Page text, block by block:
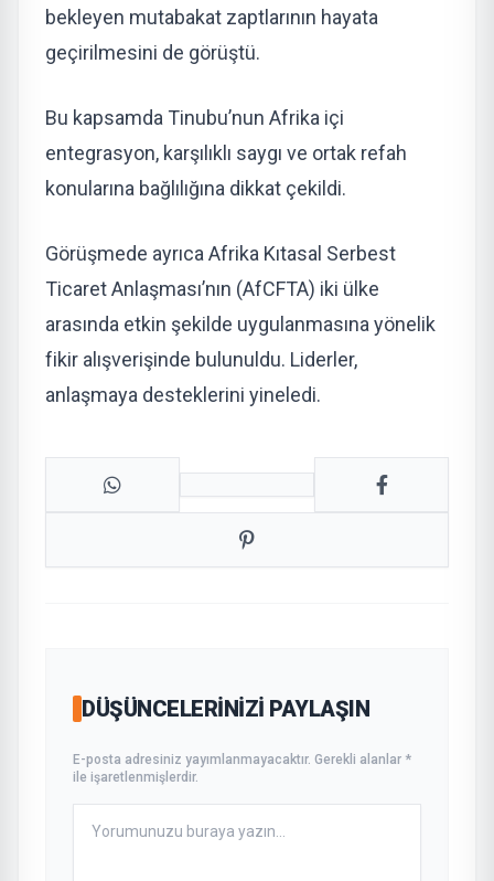
bekleyen mutabakat zaptlarının hayata
geçirilmesini de görüştü.
Bu kapsamda Tinubu’nun Afrika içi
entegrasyon, karşılıklı saygı ve ortak refah
konularına bağlılığına dikkat çekildi.
Görüşmede ayrıca Afrika Kıtasal Serbest
Ticaret Anlaşması’nın (AfCFTA) iki ülke
arasında etkin şekilde uygulanmasına yönelik
fikir alışverişinde bulunuldu. Liderler,
anlaşmaya desteklerini yineledi.
DÜŞÜNCELERINIZI PAYLAŞIN
E-posta adresiniz yayımlanmayacaktır. Gerekli alanlar *
ile işaretlenmişlerdir.